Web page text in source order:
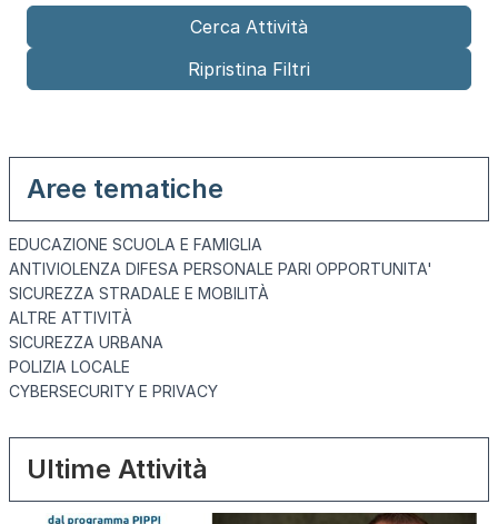
Aree tematiche
EDUCAZIONE SCUOLA E FAMIGLIA
ANTIVIOLENZA DIFESA PERSONALE PARI OPPORTUNITA'
SICUREZZA STRADALE E MOBILITÀ
ALTRE ATTIVITÀ
SICUREZZA URBANA
POLIZIA LOCALE
CYBERSECURITY E PRIVACY
Ultime Attività